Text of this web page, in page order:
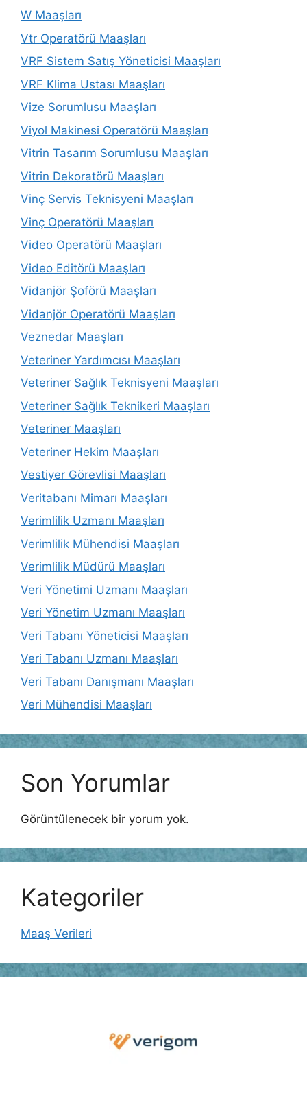
W Maaşları
Vtr Operatörü Maaşları
VRF Sistem Satış Yöneticisi Maaşları
VRF Klima Ustası Maaşları
Vize Sorumlusu Maaşları
Viyol Makinesi Operatörü Maaşları
Vitrin Tasarım Sorumlusu Maaşları
Vitrin Dekoratörü Maaşları
Vinç Servis Teknisyeni Maaşları
Vinç Operatörü Maaşları
Video Operatörü Maaşları
Video Editörü Maaşları
Vidanjör Şoförü Maaşları
Vidanjör Operatörü Maaşları
Veznedar Maaşları
Veteriner Yardımcısı Maaşları
Veteriner Sağlık Teknisyeni Maaşları
Veteriner Sağlık Teknikeri Maaşları
Veteriner Maaşları
Veteriner Hekim Maaşları
Vestiyer Görevlisi Maaşları
Veritabanı Mimarı Maaşları
Verimlilik Uzmanı Maaşları
Verimlilik Mühendisi Maaşları
Verimlilik Müdürü Maaşları
Veri Yönetimi Uzmanı Maaşları
Veri Yönetim Uzmanı Maaşları
Veri Tabanı Yöneticisi Maaşları
Veri Tabanı Uzmanı Maaşları
Veri Tabanı Danışmanı Maaşları
Veri Mühendisi Maaşları
Son Yorumlar
Görüntülenecek bir yorum yok.
Kategoriler
Maaş Verileri